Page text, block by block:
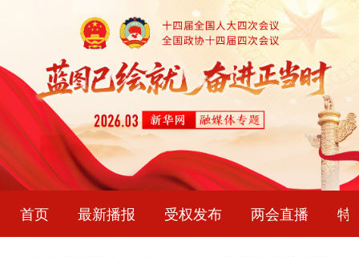
首页 最新播报 受权发布 两会直播 特